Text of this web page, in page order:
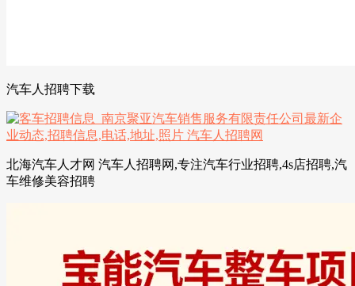
汽车人招聘下载
北海汽车人才网 汽车人招聘网,专注汽车行业招聘,4s店招聘,汽
车维修美容招聘